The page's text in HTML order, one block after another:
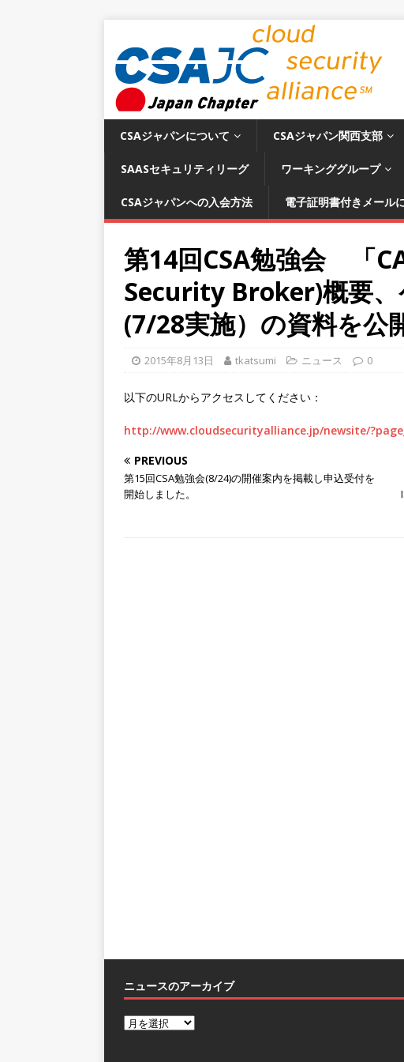
CSAジャパンについて CSAジャパン関西支部
SAASセキュリティリーグ ワーキンググループ
CSAジャパンへの入会方法 電子証明書付きメール
第14回CSA勉強会 「
Security Broker)概要、
(7/28実施）の資料を公
2015年8月13日 tkatsumi ニュース 0
以下のURLからアクセスしてください：
http://www.cloudsecurityalliance.jp/newsite/
PREVIOUS
第15回CSA勉強会(8/24)の開催案内を掲載し申込受付を
開始しました。
ニュースのアーカイブ